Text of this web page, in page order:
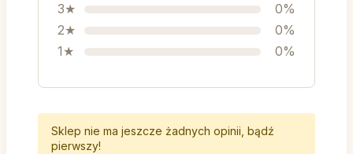
3★
0%
2★
0%
1★
0%
Sklep nie ma jeszcze żadnych opinii, bądź
pierwszy!